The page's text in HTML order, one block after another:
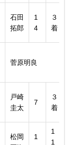
石田
拓郎
1
4
３
着
菅原明良
戸崎
圭太
7
３
着
松岡
1
1
1